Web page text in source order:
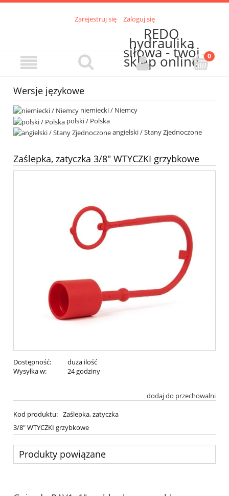
Zarejestruj się Zaloguj się
REDO
hydraulika
siłowa - twój
sklep online
Wersje językowe
niemiecki / Niemcy
polski / Polska
angielski / Stany Zjednoczone
Zaślepka, zatyczka 3/8" WTYCZKI grzybkowe
Dostępność:
duża ilość
Wysyłka w:
24 godziny
dodaj do przechowalni
Kod produktu: Zaślepka, zatyczka
3/8" WTYCZKI grzybkowe
Produkty powiązane